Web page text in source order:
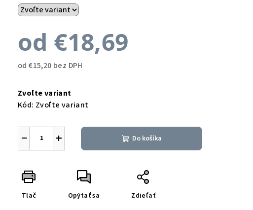
od €18,69
od€15,20 bez DPH
cena:
Zvoľte variant
Kód: Zvoľte variant
+
− Do košíka
Tlač Opýtať sa Zdieľať